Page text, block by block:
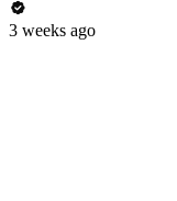
3 weeks ago